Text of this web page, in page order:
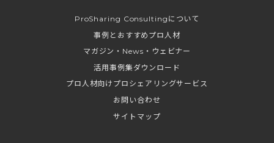
ProSharing Consultingについて
事例とおすすめプロ人材
マガジン・News・ウェビナー
活用事例集ダウンロード
プロ人材向けプロシェアリングサービス
お問い合わせ
サイトマップ